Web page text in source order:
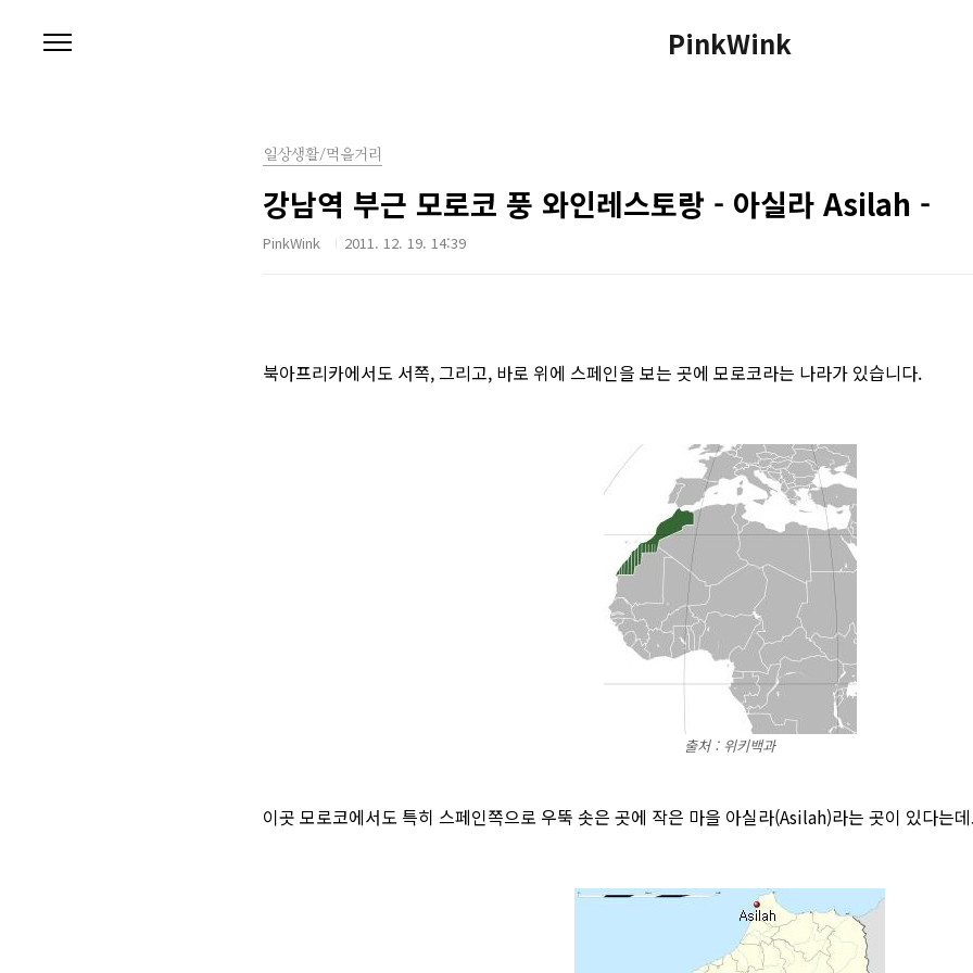
PinkWink
일상생활/먹을거리
강남역 부근 모로코 풍 와인레스토랑 - 아실라 Asilah -
PinkWink 2011. 12. 19. 14:39
북아프리카에서도 서쪽, 그리고, 바로 위에 스페인을 보는 곳에 모로코라는 나라가 있습니다.
출처 : 위키백과
이곳 모로코에서도 특히 스페인쪽으로 우뚝 솟은 곳에 작은 마을 아실라(Asilah)라는 곳이 있다는